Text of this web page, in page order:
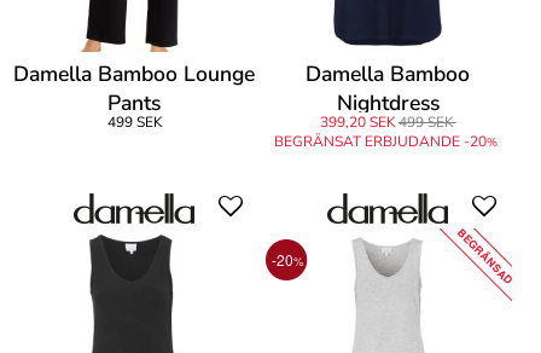
Damella Bamboo Lounge
Pants
499 SEK
Damella Bamboo
Nightdress
399,20 SEK499 SEK
BEGRÄNSAT ERBJUDANDE -20%
-20% BEGRÄNSAD